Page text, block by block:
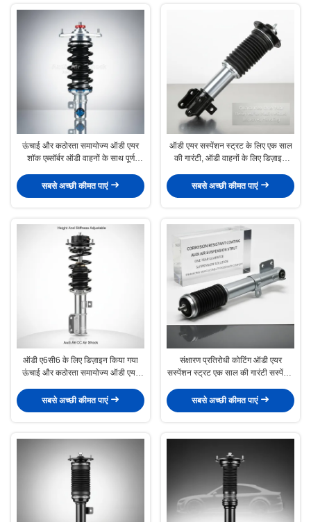
ऊंचाई और कठोरता समायोज्य ऑडी एयर
शॉक एब्सॉर्बर ऑडी वाहनों के साथ पूर्ण
सबसे अच्छी कीमत पाएं
ऑडी एयर सस्पेंशन स्ट्रट के लिए एक साल
की गारंटी, ऑडी वाहनों के लिए डिज़ाइन
हैंडलिंग प्रदान करता है
सबसे अच्छी कीमत पाएं
ऑडी ए6सी6 के लिए डिज़ाइन किया गया
ऊंचाई और कठोरता समायोज्य ऑडी एयर
भिन्न होता है, जो सवारी और नियंत्रण
प्रदान करता है
सबसे अच्छी कीमत पाएं
संक्षारण प्रतिरोधी कोटिंग ऑडी एयर
सस्पेंशन स्ट्रट एक साल की गारंटी सस्पेंशन
सुधार
सबसे अच्छी कीमत पाएं